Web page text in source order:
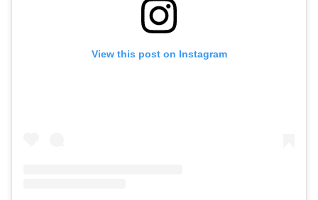
View this post on Instagram